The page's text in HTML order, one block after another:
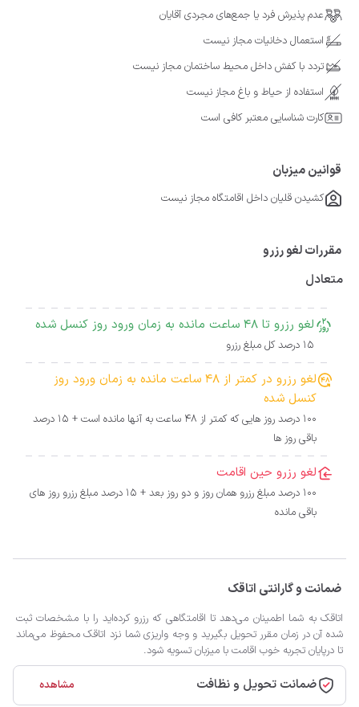
عدم پذیرش فرد یا جمع‌های مجردی آقایان
استعمال دخانیات مجاز نیست
تردد با کفش داخل محیط ساختمان مجاز نیست
استفاده از حیاط و باغ مجاز نیست
کارت شناسایی معتبر کافی است
قوانین میزبان
کشیدن قلیان داخل اقامتگاه مجاز نیست
مقررات لغو رزرو
متعادل
لغو رزرو تا 48 ساعت مانده به زمان ورود روز کنسل شده
15 درصد کل مبلغ رزرو
لغو رزرو در کمتر از 48 ساعت مانده به زمان ورود روز
کنسل شده
100 درصد روز هایی که کمتر از 48 ساعت به آنها مانده است + 15 درصد
باقی روز ها
لغو رزرو حین اقامت
100 درصد مبلغ رزرو همان روز و دو روز بعد + 15 درصد مبلغ رزرو روز های
باقی مانده
ضمانت و گارانتی اتاقک
اتاقک به شما اطمینان می‌دهد تا اقامتگاهی که رزرو کرده‌اید را با مشخصات ثبت
شده آن در زمان مقرر تحویل بگیرید و وجه واریزی شما نزد اتاقک محفوظ می‌ماند
تا درپایان تجربه خوب اقامت با میزبان تسویه شود.
ضمانت تحویل و نظافت مشاهده